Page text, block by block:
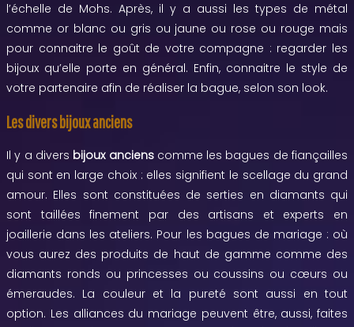
l’échelle de Mohs. Après, il y a aussi les types de métal
comme or blanc ou gris ou jaune ou rose ou rouge mais
pour connaitre le goût de votre compagne : regarder les
bijoux qu’elle porte en général. Enfin, connaitre le style de
votre partenaire afin de réaliser la bague, selon son look.
Les divers bijoux anciens
Il y a divers bijoux ancienscomme les bagues de fiançailles
qui sont en large choix : elles signifient le scellage du grand
amour. Elles sont constituées de serties en diamants qui
sont taillées finement par des artisans et experts en
joaillerie dans les ateliers. Pour les bagues de mariage : où
vous aurez des produits de haut de gamme comme des
diamants ronds ou princesses ou coussins ou cœurs ou
émeraudes. La couleur et la pureté sont aussi en tout
option. Les alliances du mariage peuvent être, aussi, faites